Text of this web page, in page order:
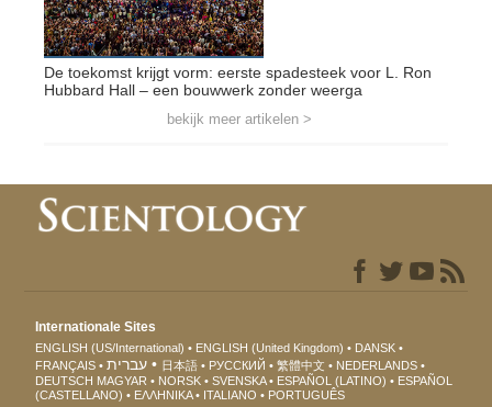
De toekomst krijgt vorm: eerste spadesteek voor L. Ron
Hubbard Hall – een bouwwerk zonder weerga
bekijk meer artikelen >
Internationale Sites
ENGLISH (US/International) ENGLISH (United Kingdom)
DANSK
FRANÇAIS
עברית 日本語 РУССКИЙ 繁體中文
NEDERLANDS
DEUTSCH MAGYAR NORSK SVENSKA ESPAÑOL (LATINO)
ESPAÑOL
(CASTELLANO)
ΕΛΛΗΝΙΚA ITALIANO PORTUGUÊS